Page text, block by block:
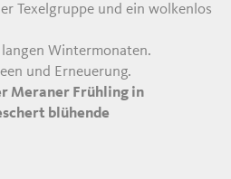
Texelgruppe und ein wolkenlos
langen Wintermonaten.
und Erneuerung.
Meraner Frühling in
blühende